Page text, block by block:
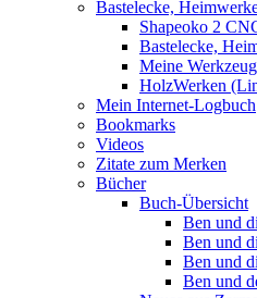
Bastelecke,
Shapeoko 2
Bastelecke,
Meine
HolzWerken
Mein Internet-Logbuch
Bookmarks
Videos
Zitate zum Merken
Bücher
Buch-Übersicht
Ben und
Ben und
Ben und
Ben und